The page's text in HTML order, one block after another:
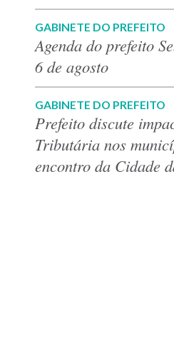
GABINETE DO PREFEITO
Agenda do prefeito
6 de agosto
GABINETE DO PREFEITO
Prefeito discute
Tributária nos
encontro da Cidade